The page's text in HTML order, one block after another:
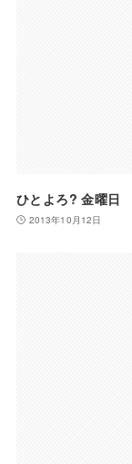
ひとよろ? 金曜日
2013年10月12日